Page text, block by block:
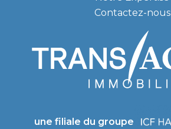
Contactez-nous
une filiale du groupe